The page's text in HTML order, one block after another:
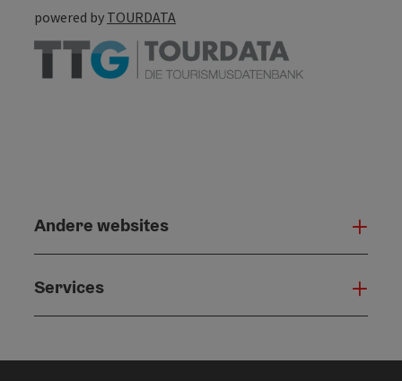
powered by TOURDATA
Andere websites
Services